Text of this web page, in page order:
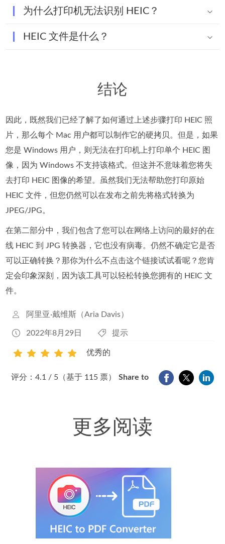
为什么打印机无法识别 HEIC？
HEIC 文件是什么？
结论
因此，既然我们已经了解了如何通过上述步骤打印 HEIC 照
片，那么每个 Mac 用户都可以制作它的硬拷贝。但是，如果
您是 Windows 用户，则无法在打印机上打印单个 HEIC 图
像，因为 Windows 不支持该格式。但这并不意味着您将失
去打印 HEIC 图像的希望。虽然我们无法帮助您打印原始
HEIC 文件，但您仍然可以在发布之前先将格式转换为
JPEG/JPG。
在第二部分中，我们包含了您可以在网络上访问的最好的在
线 HEIC 到 JPG 转换器，它也没有病毒。仍然不确定它是否
可以正确转换？那你为什么不点击这个链接试试看呢？您肯
定会印象深刻，因为该工具可以轻松转换您拥有的 HEIC 文
件。
阿里亚·戴维斯（Aria Davis）
2022年8月29日 提示
1 2 5
优秀的
评分：4.1 / 5（基于 115 票） Share to
更多阅读